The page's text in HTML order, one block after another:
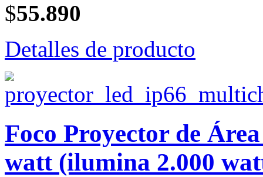
$55.890
Detalles de producto
Foco Proyector de
watt (ilumina 2.000